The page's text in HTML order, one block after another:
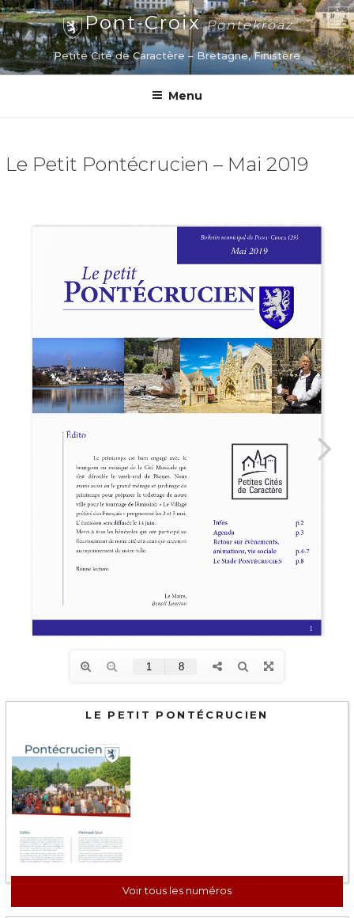
Aller
au
contenu
principal
Pont-CroixPontekroaz
Petite Cité de Caractère – Bretagne, Finistère
Menu
Le Petit Pontécrucien – Mai 2019
LE PETIT PONTÉCRUCIEN
Voir tous les numéros